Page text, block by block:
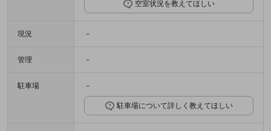
空室状況を教えてほしい
現況 －
管理 －
駐車場 －
駐車場について詳しく教えてほしい